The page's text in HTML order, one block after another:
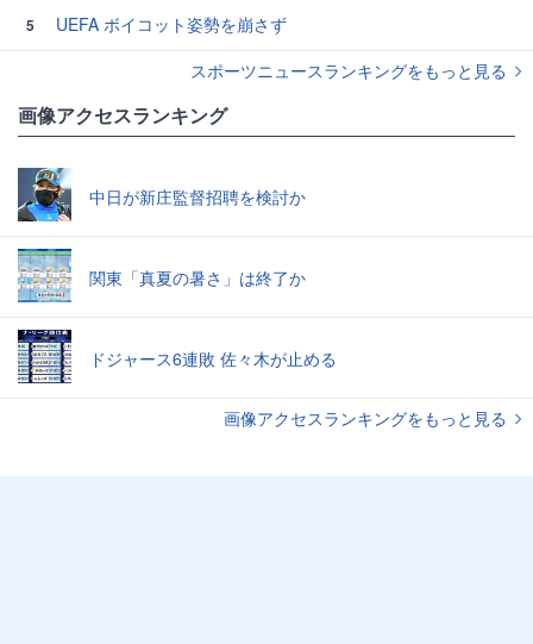
5
UEFA ボイコット姿勢を崩さず
スポーツニュースランキングをもっと見る
画像アクセスランキング
中日が新庄監督招聘を検討か
関東「真夏の暑さ」は終了か
ドジャース6連敗 佐々木が止める
画像アクセスランキングをもっと見る